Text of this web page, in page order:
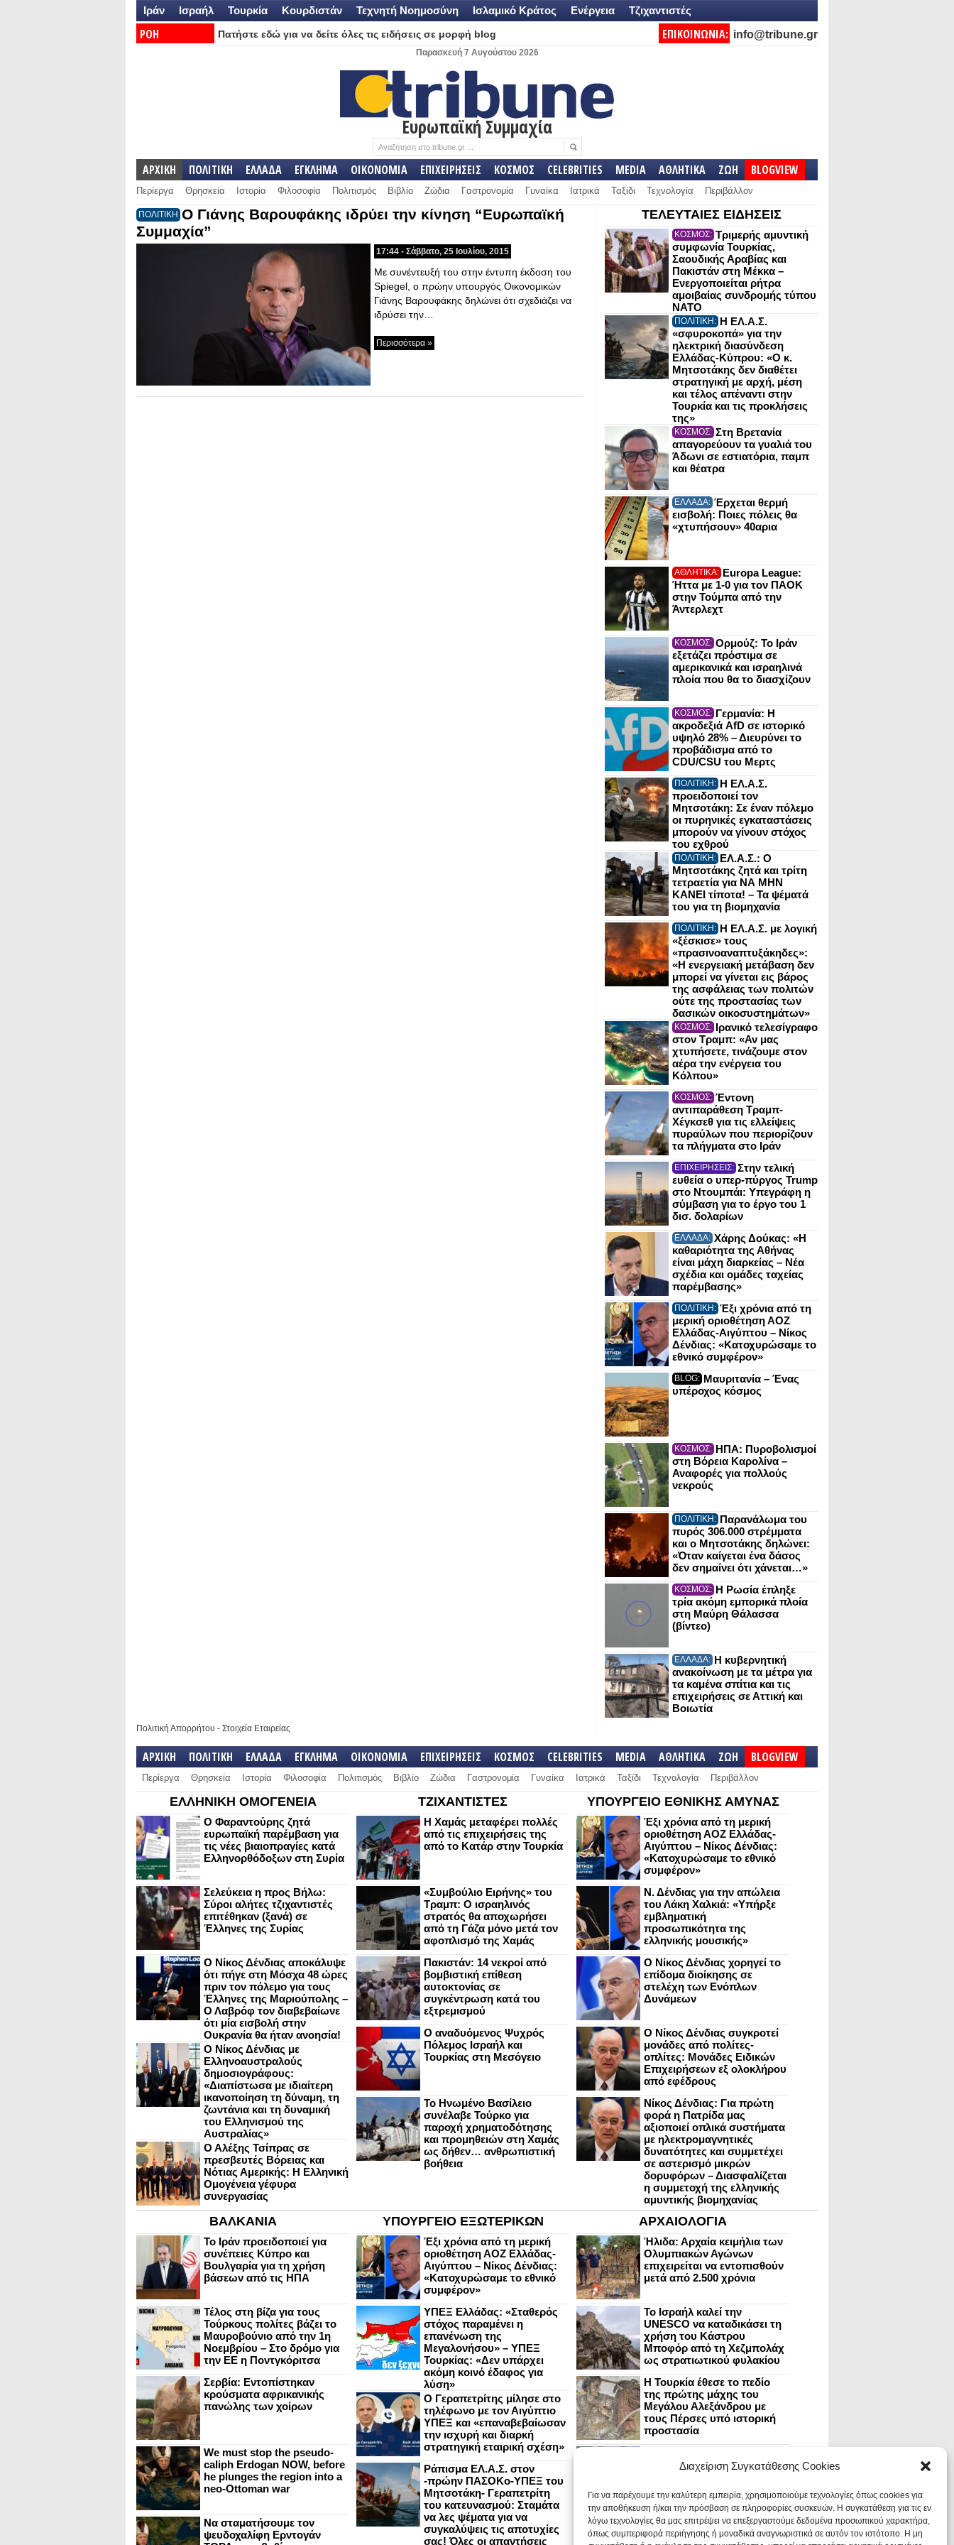
Διαχείριση Συγκατάθεσης Cookies
Για να παρέχουμε την καλύτερη εμπειρία, χρησιμοποιούμε τεχνολογίες όπως cookies για
την αποθήκευση ή/και την πρόσβαση σε πληροφορίες συσκευών. Η συγκατάθεση για τις εν
λόγω τεχνολογίες θα μας επιτρέψει να επεξεργαστούμε δεδομένα προσωπικού χαρακτήρα,
όπως συμπεριφορά περιήγησης ή μοναδικά αναγνωριστικά σε αυτόν τον ιστότοπο. Η μη
Ιράν Ισραήλ Τουρκία Κουρδιστάν Τεχνητή Νοημοσύνη Ισλαμικό Κράτος Ενέργεια Τζιχαντιστές
ΡΟΗ
Πατήστε εδώ για να δείτε όλες τις ειδήσεις σε μορφή blog ΕΠΙΚΟΙΝΩΝΙΑ: info@tribune.gr
Παρασκευή 7 Αυγούστου 2026
Ευρωπαϊκή Συμμαχία
ΑΡΧΙΚΗ ΠΟΛΙΤΙΚΗ ΕΛΛΑΔΑ ΕΓΚΛΗΜΑ ΟΙΚΟΝΟΜΙΑ ΕΠΙΧΕΙΡΗΣΕΙΣ ΚΟΣΜΟΣ CELEBRITIES MEDIA ΑΘΛΗΤΙΚΑ ΖΩΗ BLOGVIEW
Περίεργα Θρησκεία Ιστορία Φιλοσοφία Πολιτισμός Βιβλίο Ζώδια Γαστρονομία Γυναίκα Ιατρικά Ταξίδι Τεχνολογία Περιβάλλον
ΠΟΛΙΤΙΚΗ Ο Γιάνης Βαρουφάκης ιδρύει την κίνηση “Ευρωπαϊκή
Συμμαχία”
17:44 - Σάββατο, 25 Ιουλίου, 2015
Με συνέντευξή του στην έντυπη έκδοση του
Spiegel, ο πρώην υπουργός Οικονομικών
Γιάνης Βαρουφάκης δηλώνει ότι σχεδιάζει να
ιδρύσει την…
Περισσότερα »
ΤΕΛΕΥΤΑΙΕΣ ΕΙΔΗΣΕΙΣ
ΚΟΣΜΟΣ: Τριμερής αμυντική
συμφωνία Τουρκίας,
Σαουδικής Αραβίας και
Πακιστάν στη Μέκκα –
Ενεργοποιείται ρήτρα
αμοιβαίας συνδρομής τύπου
NATO
ΠΟΛΙΤΙΚΗ: Η ΕΛ.Α.Σ.
«σφυροκοπά» για την
ηλεκτρική διασύνδεση
Ελλάδας-Κύπρου: «Ο κ.
Μητσοτάκης δεν διαθέτει
στρατηγική με αρχή, μέση
και τέλος απέναντι στην
Τουρκία και τις προκλήσεις
της»
ΚΟΣΜΟΣ: Στη Βρετανία
απαγορεύουν τα γυαλιά του
Άδωνι σε εστιατόρια, παμπ
και θέατρα
ΕΛΛΑΔΑ: Έρχεται θερμή
εισβολή: Ποιες πόλεις θα
«χτυπήσουν» 40αρια
ΑΘΛΗΤΙΚΑ: Europa League:
Ήττα με 1-0 για τον ΠΑΟΚ
στην Τούμπα από την
Άντερλεχτ
ΚΟΣΜΟΣ: Ορμούζ: Το Ιράν
εξετάζει πρόστιμα σε
αμερικανικά και ισραηλινά
πλοία που θα το διασχίζουν
ΚΟΣΜΟΣ: Γερμανία: Η
ακροδεξιά AfD σε ιστορικό
υψηλό 28% – Διευρύνει το
προβάδισμα από το
CDU/CSU του Μερτς
ΠΟΛΙΤΙΚΗ: Η ΕΛ.Α.Σ.
προειδοποιεί τον
Μητσοτάκη: Σε έναν πόλεμο
οι πυρηνικές εγκαταστάσεις
μπορούν να γίνουν στόχος
του εχθρού
ΠΟΛΙΤΙΚΗ: ΕΛ.Α.Σ.: Ο
Μητσοτάκης ζητά και τρίτη
τετραετία για ΝΑ ΜΗΝ
ΚΑΝΕΙ τίποτα! – Τα ψέματά
του για τη βιομηχανία
ΠΟΛΙΤΙΚΗ: Η ΕΛ.Α.Σ. με λογική
«ξέσκισε» τους
«πρασινοαναπτυξάκηδες»:
«Η ενεργειακή μετάβαση δεν
μπορεί να γίνεται εις βάρος
της ασφάλειας των πολιτών
ούτε της προστασίας των
δασικών οικοσυστημάτων»
ΚΟΣΜΟΣ: Ιρανικό τελεσίγραφο
στον Τραμπ: «Αν μας
χτυπήσετε, τινάζουμε στον
αέρα την ενέργεια του
Κόλπου»
ΚΟΣΜΟΣ: Έντονη
αντιπαράθεση Τραμπ-
Χέγκσεθ για τις ελλείψεις
πυραύλων που περιορίζουν
τα πλήγματα στο Ιράν
ΕΠΙΧΕΙΡΗΣΕΙΣ: Στην τελική
ευθεία ο υπερ-πύργος Trump
στο Ντουμπάι: Υπεγράφη η
σύμβαση για το έργο του 1
δισ. δολαρίων
ΕΛΛΑΔΑ: Χάρης Δούκας: «Η
καθαριότητα της Αθήνας
είναι μάχη διαρκείας – Νέα
σχέδια και ομάδες ταχείας
παρέμβασης»
ΠΟΛΙΤΙΚΗ: Έξι χρόνια από τη
μερική οριοθέτηση ΑΟΖ
Ελλάδας-Αιγύπτου – Νίκος
Δένδιας: «Κατοχυρώσαμε το
εθνικό συμφέρον»
BLOG: Μαυριτανία – Ένας
υπέροχος κόσμος
ΚΟΣΜΟΣ: ΗΠΑ: Πυροβολισμοί
στη Βόρεια Καρολίνα –
Αναφορές για πολλούς
νεκρούς
ΠΟΛΙΤΙΚΗ: Παρανάλωμα του
πυρός 306.000 στρέμματα
και ο Μητσοτάκης δηλώνει:
«Όταν καίγεται ένα δάσος
δεν σημαίνει ότι χάνεται…»
ΚΟΣΜΟΣ: Η Ρωσία έπληξε
τρία ακόμη εμπορικά πλοία
στη Μαύρη Θάλασσα
(βίντεο)
ΕΛΛΑΔΑ: Η κυβερνητική
ανακοίνωση με τα μέτρα για
τα καμένα σπίτια και τις
επιχειρήσεις σε Αττική και
Βοιωτία
Πολιτική Απορρήτου - Στοιχεία Εταιρείας
ΑΡΧΙΚΗ ΠΟΛΙΤΙΚΗ ΕΛΛΑΔΑ ΕΓΚΛΗΜΑ ΟΙΚΟΝΟΜΙΑ ΕΠΙΧΕΙΡΗΣΕΙΣ ΚΟΣΜΟΣ CELEBRITIES MEDIA ΑΘΛΗΤΙΚΑ ΖΩΗ BLOGVIEW
Περίεργα Θρησκεία Ιστορία Φιλοσοφία Πολιτισμός Βιβλίο Ζώδια Γαστρονομία Γυναίκα Ιατρικά Ταξίδι Τεχνολογία Περιβάλλον
ΕΛΛΗΝΙΚΗ ΟΜΟΓΕΝΕΙΑ
Ο Φαραντούρης ζητά
ευρωπαϊκή παρέμβαση για
τις νέες βιαιοπραγίες κατά
Ελληνορθόδοξων στη Συρία
Σελεύκεια η προς Βήλω:
Σύροι αλήτες τζιχαντιστές
επιτέθηκαν (ξανά) σε
Έλληνες της Συρίας
Ο Νίκος Δένδιας αποκάλυψε
ότι πήγε στη Μόσχα 48 ώρες
πριν τον πόλεμο για τους
Έλληνες της Μαριούπολης –
Ο Λαβρόφ τον διαβεβαίωνε
ότι μία εισβολή στην
Ουκρανία θα ήταν ανοησία!
Ο Νίκος Δένδιας με
Ελληνοαυστραλούς
δημοσιογράφους:
«Διαπίστωσα με ιδιαίτερη
ικανοποίηση τη δύναμη, τη
ζωντάνια και τη δυναμική
του Ελληνισμού της
Αυστραλίας»
Ο Αλέξης Τσίπρας σε
πρεσβευτές Βόρειας και
Νότιας Αμερικής: Η Ελληνική
Ομογένεια γέφυρα
συνεργασίας
ΤΖΙΧΑΝΤΙΣΤΕΣ
Η Χαμάς μεταφέρει πολλές
από τις επιχειρήσεις της
από το Κατάρ στην Τουρκία
«Συμβούλιο Ειρήνης» του
Τραμπ: Ο ισραηλινός
στρατός θα αποχωρήσει
από τη Γάζα μόνο μετά τον
αφοπλισμό της Χαμάς
Πακιστάν: 14 νεκροί από
βομβιστική επίθεση
αυτοκτονίας σε
συγκέντρωση κατά του
εξτρεμισμού
Ο αναδυόμενος Ψυχρός
Πόλεμος Ισραήλ και
Τουρκίας στη Μεσόγειο
Το Ηνωμένο Βασίλειο
συνέλαβε Τούρκο για
παροχή χρηματοδότησης
και προμηθειών στη Χαμάς
ως δήθεν… ανθρωπιστική
βοήθεια
ΥΠΟΥΡΓΕΙΟ ΕΘΝΙΚΗΣ ΑΜΥΝΑΣ
Έξι χρόνια από τη μερική
οριοθέτηση ΑΟΖ Ελλάδας-
Αιγύπτου – Νίκος Δένδιας:
«Κατοχυρώσαμε το εθνικό
συμφέρον»
Ν. Δένδιας για την απώλεια
του Λάκη Χαλκιά: «Υπήρξε
εμβληματική
προσωπικότητα της
ελληνικής μουσικής»
Ο Νίκος Δένδιας χορηγεί το
επίδομα διοίκησης σε
στελέχη των Ενόπλων
Δυνάμεων
Ο Νίκος Δένδιας συγκροτεί
μονάδες από πολίτες-
οπλίτες: Μονάδες Ειδικών
Επιχειρήσεων εξ ολοκλήρου
από εφέδρους
Νίκος Δένδιας: Για πρώτη
φορά η Πατρίδα μας
αξιοποιεί οπλικά συστήματα
με ηλεκτρομαγνητικές
δυνατότητες και συμμετέχει
σε αστερισμό μικρών
δορυφόρων – Διασφαλίζεται
η συμμετοχή της ελληνικής
αμυντικής βιομηχανίας
ΒΑΛΚΑΝΙΑ
Το Ιράν προειδοποιεί για
συνέπειες Κύπρο και
Βουλγαρία για τη χρήση
βάσεων από τις ΗΠΑ
Τέλος στη βίζα για τους
Τούρκους πολίτες βάζει το
Μαυροβούνιο από την 1η
Νοεμβρίου – Στο δρόμο για
την ΕΕ η Ποντγκόριτσα
Σερβία: Εντοπίστηκαν
κρούσματα αφρικανικής
πανώλης των χοίρων
We must stop the pseudo-
caliph Erdogan NOW, before
he plunges the region into a
neo-Ottoman war
Να σταματήσουμε τον
ψευδοχαλίφη Ερντογάν
ΥΠΟΥΡΓΕΙΟ ΕΞΩΤΕΡΙΚΩΝ
Έξι χρόνια από τη μερική
οριοθέτηση ΑΟΖ Ελλάδας-
Αιγύπτου – Νίκος Δένδιας:
«Κατοχυρώσαμε το εθνικό
συμφέρον»
ΥΠΕΞ Ελλάδας: «Σταθερός
στόχος παραμένει η
επανένωση της
Μεγαλονήσου» – ΥΠΕΞ
Τουρκίας: «Δεν υπάρχει
ακόμη κοινό έδαφος για
λύση»
Ο Γεραπετρίτης μίλησε στο
τηλέφωνο με τον Αιγύπτιο
ΥΠΕΞ και «επαναβεβαίωσαν
την ισχυρή και διαρκή
στρατηγική εταιρική σχέση»
Ράπισμα ΕΛ.Α.Σ. στον
-πρώην ΠΑΣΟΚο-ΥΠΕΞ του
Μητσοτάκη- Γεραπετρίτη
του κατευνασμού: Σταμάτα
να λες ψέματα για να
συγκαλύψεις τις αποτυχίες
σας! Όλες οι απαντήσεις
ΑΡΧΑΙΟΛΟΓΙΑ
Ήλιδα: Αρχαία κειμήλια των
Ολυμπιακών Αγώνων
επιχειρείται να εντοπισθούν
μετά από 2.500 χρόνια
Το Ισραήλ καλεί την
UNESCO να καταδικάσει τη
χρήση του Κάστρου
Μποφόρ από τη Χεζμπολάχ
ως στρατιωτικού φυλακίου
Η Τουρκία έθεσε το πεδίο
της πρώτης μάχης του
Μεγάλου Αλεξάνδρου με
τους Πέρσες υπό ιστορική
προστασία
ανακτόρου στην
στο Παλάτι των Δεσποτών
Οι Νεάντερταλ έκαναν
οδοντιατρικές επεμβάσεις σε